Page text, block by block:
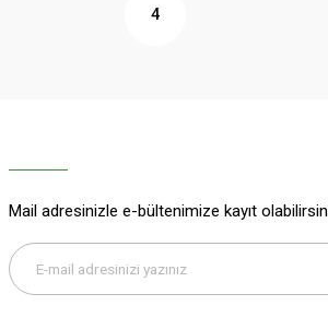
4
Mail adresinizle e-bültenimize kayıt